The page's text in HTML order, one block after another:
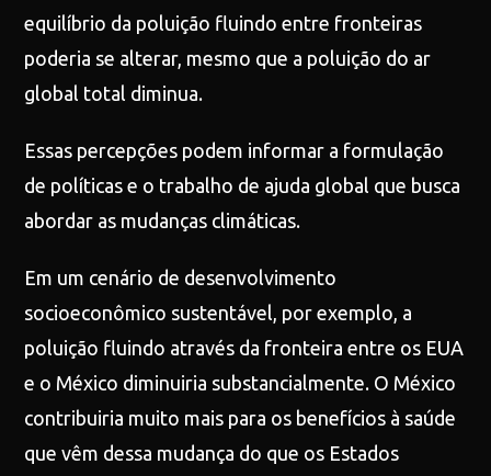
equilíbrio da poluição fluindo entre fronteiras
poderia se alterar, mesmo que a poluição do ar
global total diminua.
Essas percepções podem informar a formulação
de políticas e o trabalho de ajuda global que busca
abordar as mudanças climáticas.
Em um cenário de desenvolvimento
socioeconômico sustentável, por exemplo, a
poluição fluindo através da fronteira entre os EUA
e o México diminuiria substancialmente. O México
contribuiria muito mais para os benefícios à saúde
que vêm dessa mudança do que os Estados